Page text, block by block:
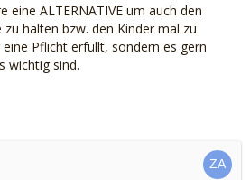
eine ALTERNATIVE um auch den
halten bzw. den Kinder mal zu
Pflicht erfüllt, sondern es gern
wichtig sind.